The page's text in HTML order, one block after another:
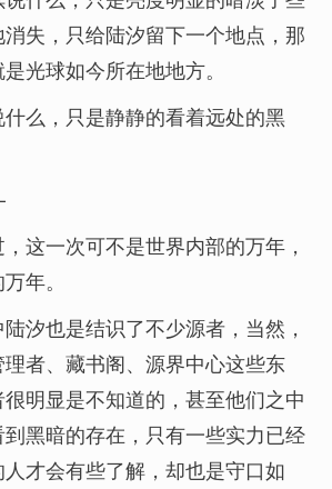
失，只给陆汐留下一个地点，那
光球如今所在地地方。
么，只是静静的看着远处的黑
这一次可不是世界内部的万年，
年。
汐也是结识了不少源者，当然，
者、藏书阁、源界中心这些东
明显是不知道的，甚至他们之中
黑暗的存在，只有一些实力已经
才会有些了解，却也是守口如